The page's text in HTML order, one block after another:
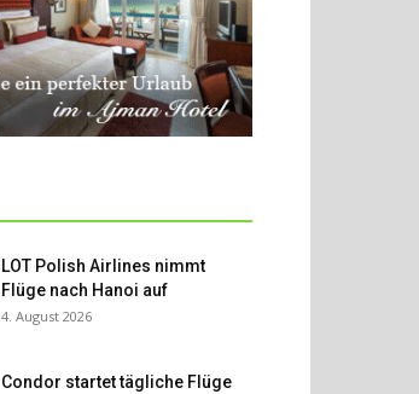
LOT Polish Airlines nimmt
Flüge nach Hanoi auf
4. August 2026
Condor startet tägliche Flüge